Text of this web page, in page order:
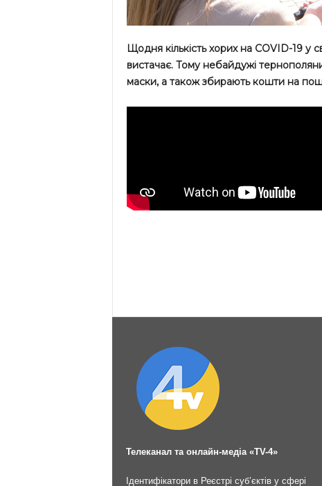
Щодня кількість хорих на COVID-19 у
вистачає. Тому небайдужі
маски, а також збирають кошти на
Телеканал та онлайн-медіа «TV-4»
Ідентифікатори в Реєстрі суб’єктів у сфері